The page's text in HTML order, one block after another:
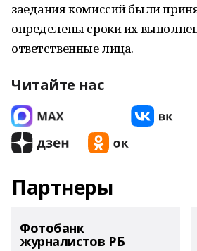
заедания комиссий были
определены сроки их
ответственные лица.
Читайте нас
Партнеры
Фотобанк
журналистов РБ